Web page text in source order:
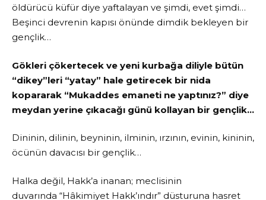
öldürücü küfür diye yaftalayan ve şimdi, evet şimdi…
Beşinci devrenin kapısı önünde dimdik bekleyen bir
gençlik…
Gökleri çökertecek ve yeni kurbağa diliyle bütün
“dikey”leri “yatay” hale getirecek bir nida
kopararak “Mukaddes emaneti ne yaptınız?” diye
meydan yerine çıkacağı günü kollayan bir gençlik…
Dininin, dilinin, beyninin, ilminin, ırzının, evinin, kininin,
öcünün davacısı bir gençlik…
Halka değil, Hakk’a inanan; meclisinin
duvarında “Hâkimiyet Hakk’ındır” düsturuna hasret